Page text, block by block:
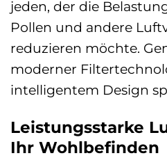
jeden, der die
Pollen und andere
reduzieren möchte.
moderner
intelligentem Design
Leistungsstarke
Ihr Wohlbefinden